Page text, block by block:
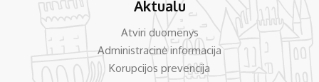
Aktualu
Atviri duomenys
Administracinė informacija
Korupcijos prevencija